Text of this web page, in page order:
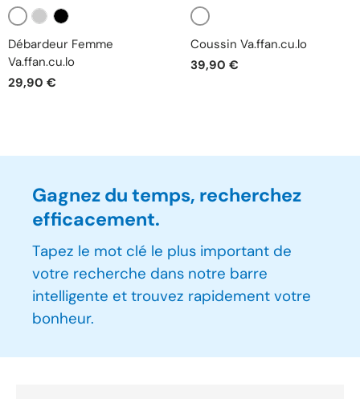
Blanc
Débardeur Femme
Va.ffan.cu.lo
29,90 €
Blanc
Coussin Va.ffan.cu.lo
39,90 €
Gagnez du temps, recherchez
efficacement.
Tapez le mot clé le plus important de
votre recherche dans notre barre
intelligente et trouvez rapidement votre
bonheur.